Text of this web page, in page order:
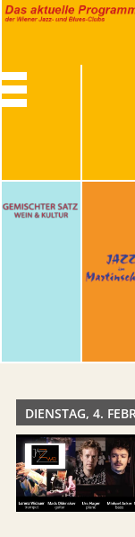
DIENSTAG, 4.